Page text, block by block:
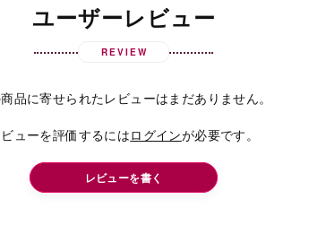
ユーザーレビュー
REVIEW
品に寄せられたレビューはまだありません。
ューを評価するにはログインが必要です。
レビューを書く